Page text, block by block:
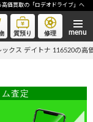
高価買取の「ロデオドライブ」へ
質預り 修理
定
ックス デイトナ 116520の高
査定